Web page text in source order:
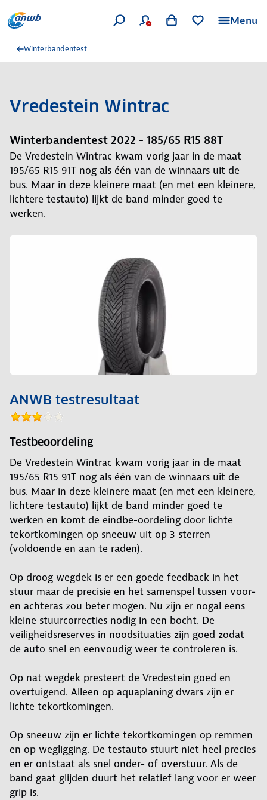
Menu
Winterbandentest
Vredestein Wintrac
Winterbandentest 2022 - 185/65 R15 88T
De Vredestein Wintrac kwam vorig jaar in de maat
195/65 R15 91T nog als één van de winnaars uit de
bus. Maar in deze kleinere maat (en met een kleinere,
lichtere testauto) lijkt de band minder goed te
werken.
ANWB testresultaat
Testbeoordeling
De Vredestein Wintrac kwam vorig jaar in de maat
195/65 R15 91T nog als één van de winnaars uit de
bus. Maar in deze kleinere maat (en met een kleinere,
lichtere testauto) lijkt de band minder goed te
werken en komt de eindbe-oordeling door lichte
tekortkomingen op sneeuw uit op 3 sterren
(voldoende en aan te raden).
Op droog wegdek is er een goede feedback in het
stuur maar de precisie en het samenspel tussen voor-
en achteras zou beter mogen. Nu zijn er nogal eens
kleine stuurcorrecties nodig in een bocht. De
veiligheidsreserves in noodsituaties zijn goed zodat
de auto snel en eenvoudig weer te controleren is.
Op nat wegdek presteert de Vredestein goed en
overtuigend. Alleen op aquaplaning dwars zijn er
lichte tekortkomingen.
Op sneeuw zijn er lichte tekortkomingen op remmen
en op wegligging. De testauto stuurt niet heel precies
en er ontstaat als snel onder- of overstuur. Als de
band gaat glijden duurt het relatief lang voor er weer
grip is.